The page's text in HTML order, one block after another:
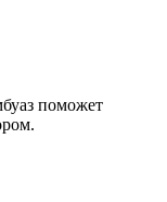
поможет